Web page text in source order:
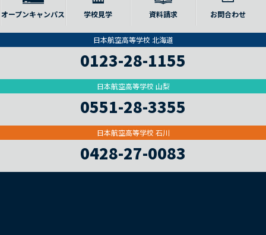
オープンキャンパス 学校見学 資料請求 お問合わせ
日本航空高等学校 北海道
0123-28-1155
日本航空高等学校 山梨
0551-28-3355
日本航空高等学校 石川
0428-27-0083